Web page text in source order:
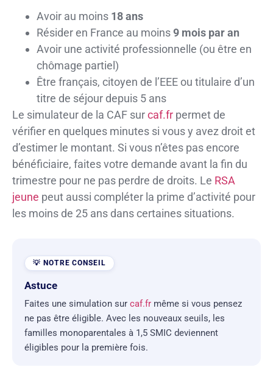
Avoir au moins 18 ans
Résider en France au moins9 mois par an
Avoir une activité professionnelle (ou être en
chômage partiel)
Être français, citoyen de l’EEE ou titulaire d’un
titre de séjour depuis 5 ans
Le simulateur de la CAF surcaf.fr permet de
vérifier en quelques minutes si vous y avez droit et
d’estimer le montant. Si vous n’êtes pas encore
bénéficiaire, faites votre demande avant la fin du
trimestre pour ne pas perdre de droits. Le RSA
jeune peut aussi compléter la prime d’activité pour
les moins de 25 ans dans certaines situations.
Astuce
Faites une simulation sur caf.fr même si vous pensez
ne pas être éligible. Avec les nouveaux seuils, les
familles monoparentales à 1,5 SMIC deviennent
éligibles pour la première fois.